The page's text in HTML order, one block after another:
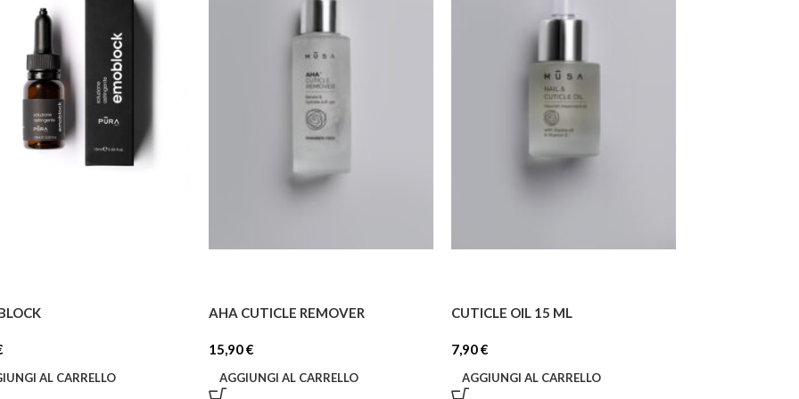
AL CARRELLO
AHA CUTICLE REMOVER
15,90€
AGGIUNGI AL CARRELLO
CUTICLE OIL 15 ML
7,90€
AGGIUNGI AL CARRELLO